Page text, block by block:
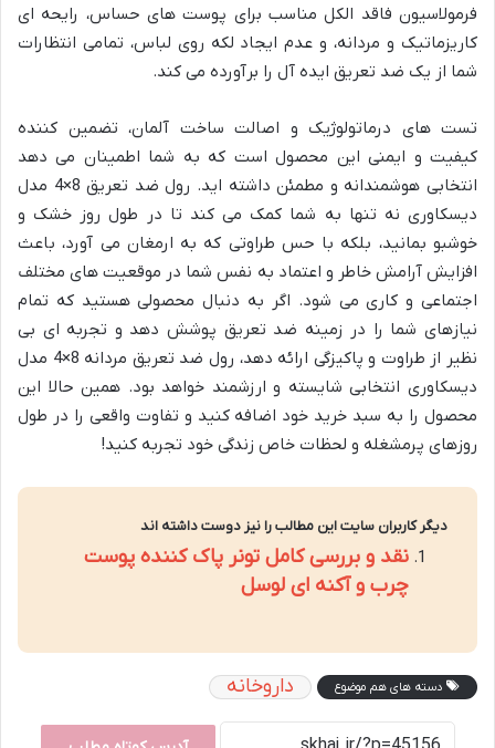
فرمولاسیون فاقد الکل مناسب برای پوست های حساس، رایحه ای
کاریزماتیک و مردانه، و عدم ایجاد لکه روی لباس، تمامی انتظارات
شما از یک ضد تعریق ایده آل را برآورده می کند.
تست های درماتولوژیک و اصالت ساخت آلمان، تضمین کننده
کیفیت و ایمنی این محصول است که به شما اطمینان می دهد
انتخابی هوشمندانه و مطمئن داشته اید. رول ضد تعریق 8×4 مدل
دیسکاوری نه تنها به شما کمک می کند تا در طول روز خشک و
خوشبو بمانید، بلکه با حس طراوتی که به ارمغان می آورد، باعث
افزایش آرامش خاطر و اعتماد به نفس شما در موقعیت های مختلف
اجتماعی و کاری می شود. اگر به دنبال محصولی هستید که تمام
نیازهای شما را در زمینه ضد تعریق پوشش دهد و تجربه ای بی
نظیر از طراوت و پاکیزگی ارائه دهد، رول ضد تعریق مردانه 8×4 مدل
دیسکاوری انتخابی شایسته و ارزشمند خواهد بود. همین حالا این
محصول را به سبد خرید خود اضافه کنید و تفاوت واقعی را در طول
روزهای پرمشغله و لحظات خاص زندگی خود تجربه کنید!
دیگر کاربران سایت این مطالب را نیز دوست داشته اند
نقد و بررسی کامل تونر پاک کننده پوست
چرب و آکنه ای لوسل
دسته های هم موضوع داروخانه